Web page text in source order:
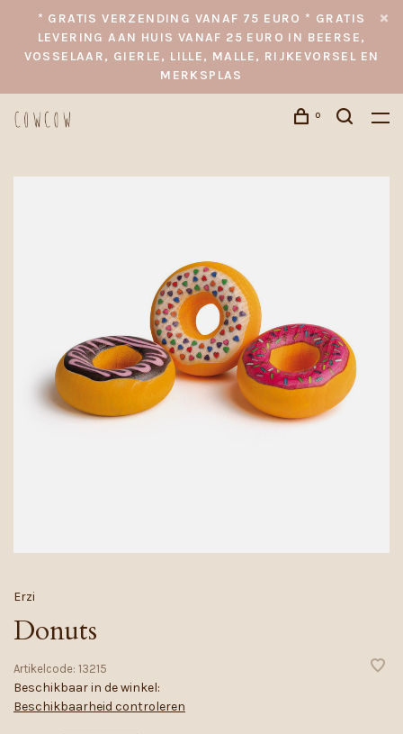
* GRATIS VERZENDING VANAF 75 EURO * GRATIS
LEVERING AAN HUIS VANAF 25 EURO IN BEERSE,
VOSSELAAR, GIERLE, LILLE, MALLE, RIJKEVORSEL EN
MERKSPLAS
0
Erzi
Donuts
Artikelcode: 13215
Beschikbaar in de winkel:
Beschikbaarheid controleren